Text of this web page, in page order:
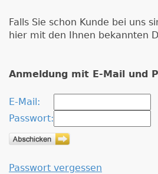
Falls Sie schon Kunde bei uns
hier mit den Ihnen bekannten
Anmeldung mit E-Mail und
E-Mail:
Passwort:
Passwort vergessen